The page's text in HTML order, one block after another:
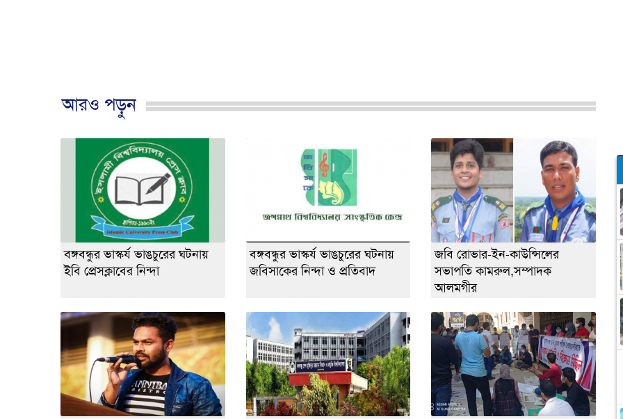
আরও পড়ুন
বঙ্গবন্ধুর ভাস্কর্য ভাঙচুরের ঘটনায়
ইবি প্রেসক্লাবের নিন্দা
বঙ্গবন্ধুর ভাস্কর্য ভাঙচুরের ঘটনায়
জবিসাকের নিন্দা ও প্রতিবাদ
জবি রোভার-ইন-কাউন্সিলের
সভাপতি কামরুল,সম্পাদক
আলমগীর